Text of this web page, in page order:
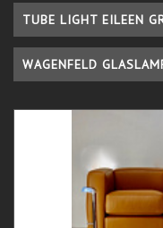
TUBE LIGHT EILEEN
WAGENFELD